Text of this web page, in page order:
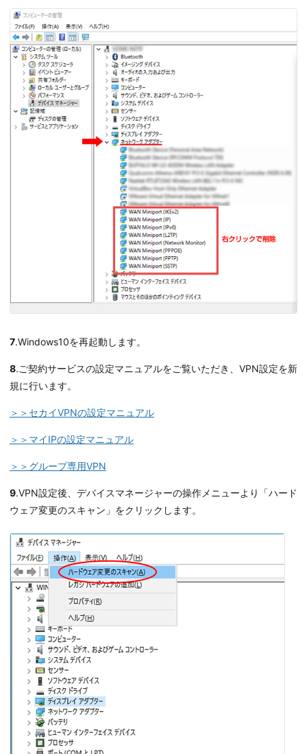
7.Windows10を再起動します。
8.ご契約サービスの設定マニュアルをご覧いただき、VPN設定を新
規に行います。
＞＞セカイVPNの設定マニュアル
＞＞マイIPの設定マニュアル
＞＞グループ専用VPN
9.VPN設定後、デバイスマネージャーの操作メニューより「ハード
ウェア変更のスキャン」をクリックします。